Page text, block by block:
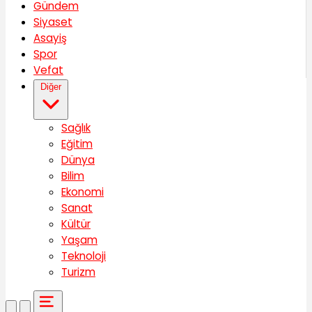
Gündem
Siyaset
Asayiş
Spor
Vefat
Diğer
Sağlık
Eğitim
Dünya
Bilim
Ekonomi
Sanat
Kültür
Yaşam
Teknoloji
Turizm